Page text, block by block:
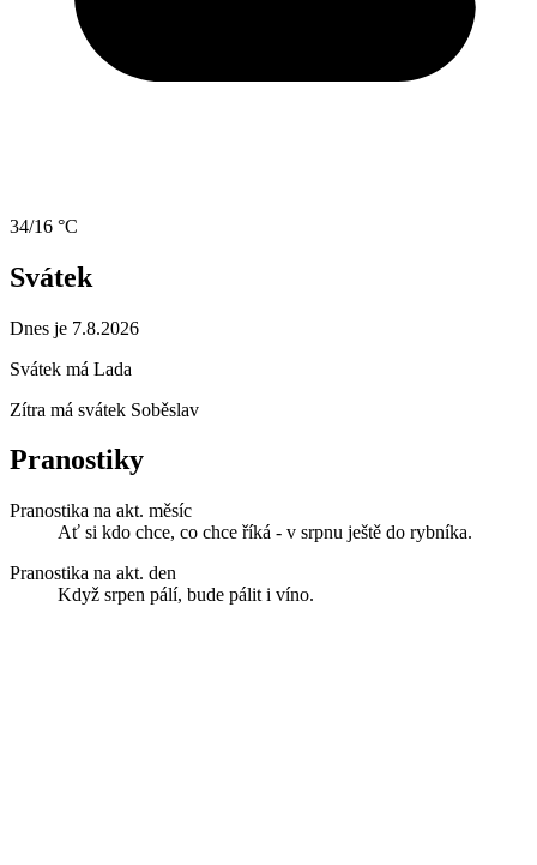
34/16 °C
Svátek
Dnes je 7.8.2026
Svátek má Lada
Zítra má svátek Soběslav
Pranostiky
Pranostika na akt. měsíc
Ať si kdo chce, co chce říká - v srpnu ještě do rybníka.
Pranostika na akt. den
Když srpen pálí, bude pálit i víno.